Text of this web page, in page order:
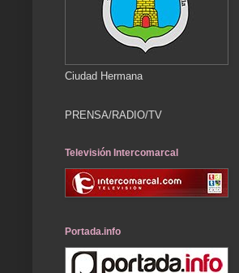
Ciudad Hermana
PRENSA/RADIO/TV
Televisión Intercomarcal
Portada.info